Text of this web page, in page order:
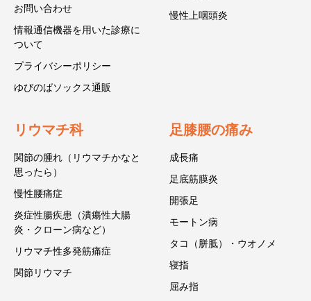
お問い合わせ
情報通信機器を用いた診療に
ついて
プライバシーポリシー
ゆびのばソックス通販
慢性上咽頭炎
リウマチ科
関節の腫れ（リウマチかなと
思ったら）
慢性腰痛症
炎症性腸疾患（潰瘍性大腸
炎・クローン病など）
リウマチ性多発筋痛症
関節リウマチ
足膝腰の痛み
成長痛
足底筋膜炎
開張足
モートン病
タコ（胼胝）・ウオノメ
寝指
屈み指